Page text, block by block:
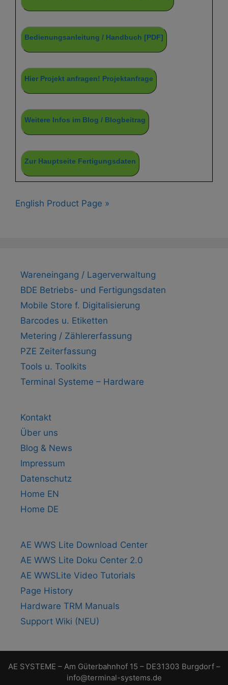
Bedienungsanleitung / Handbuch [PDF]
Hier Projekt anfragen! Projektanfrage
Weitere Infos im Blog / Blogbeitrag
Zur Hauptseite Fertigungsdaten
English Product Page »
Wareneingang / Lagerverwaltung
BDE Betriebs- und Fertigungsdaten
Mobile Store f. Digitalisierung
Barcodes u. Etiketten
Metering / Zählererfassung
PZE Zeiterfassung
Tools u. Toolkits
Terminal Systeme – Hardware
Kontakt
Über uns
Blog & News
Impressum
Datenschutz
Home EN
Home DE
AE WWS Lite Download Center
AE WWS Lite Doku Center 2.0
AE WWSLite Video Tutorials
Page History
Hardware TRM Manuals
Support Wiki (NEU)
AE SYSTEME – Am Güterbahnhof 15 – DE31303 Burgdorf –
info@terminal-systems.de